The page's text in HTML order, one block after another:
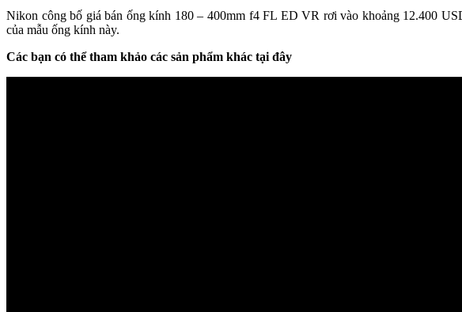
Nikon công bố giá bán ống kính 180 – 400mm f4 FL ED VR rơi vào khoảng 12.400
của mẫu ống kính này.
Các bạn có thể tham khảo các sản phẩm khác tại đây